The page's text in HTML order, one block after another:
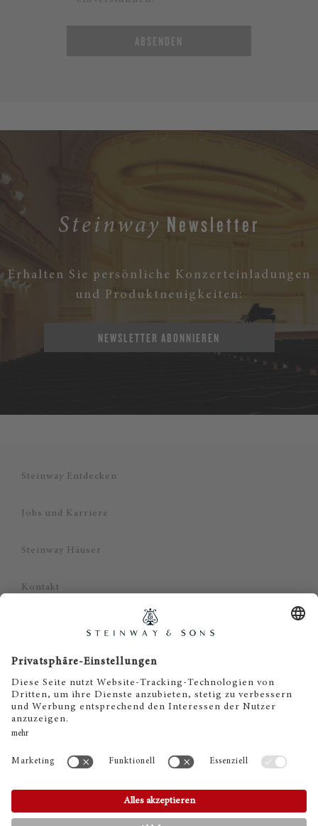
ABSENDEN
Steinway Newsletter
Erhalten Sie persönliche Konzerteinladungen
und Produktneuigkeiten:
NEWSLETTER ABONNIEREN
Steinway Entdecken
Jobs und Karriere
Steinway Häuser
Kontakt
Impressum
Haftungsausschluss
Cookie Zustimmung